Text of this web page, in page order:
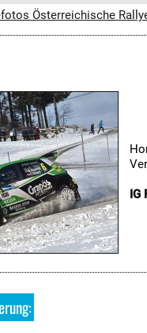
Österreichische
IG